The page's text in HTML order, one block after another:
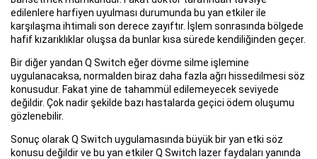
edilenlere harfiyen uyulması durumunda bu yan etkiler ile
karşılaşma ihtimali son derece zayıftır. İşlem sonrasında bölgede
hafif kızarıklıklar oluşsa da bunlar kısa sürede kendiliğinden geçer.
Bir diğer yandan Q Switch eğer dövme silme işlemine
uygulanacaksa, normalden biraz daha fazla ağrı hissedilmesi söz
konusudur. Fakat yine de tahammül edilemeyecek seviyede
değildir. Çok nadir şekilde bazı hastalarda geçici ödem oluşumu
gözlenebilir.
Sonuç olarak Q Switch uygulamasında büyük bir yan etki söz
konusu değildir ve bu yan etkiler Q Switch lazer faydaları yanında